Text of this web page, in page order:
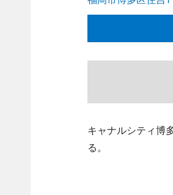
キャナルシティ博
る。